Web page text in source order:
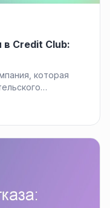
в Credit Club:
которая